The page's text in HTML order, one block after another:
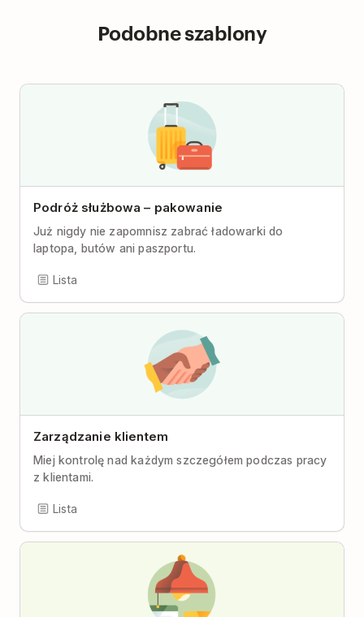
Podobne szablony
Podróż służbowa – pakowanie
Już nigdy nie zapomnisz zabrać ładowarki do
laptopa, butów ani paszportu.
Lista
Zarządzanie klientem
Miej kontrolę nad każdym szczegółem podczas pracy
z klientami.
Lista